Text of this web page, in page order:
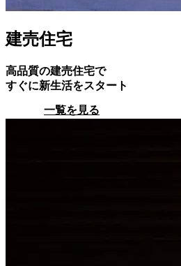
建売住宅
高品質の建売住宅で
すぐに新生活をスタート
一覧を見る